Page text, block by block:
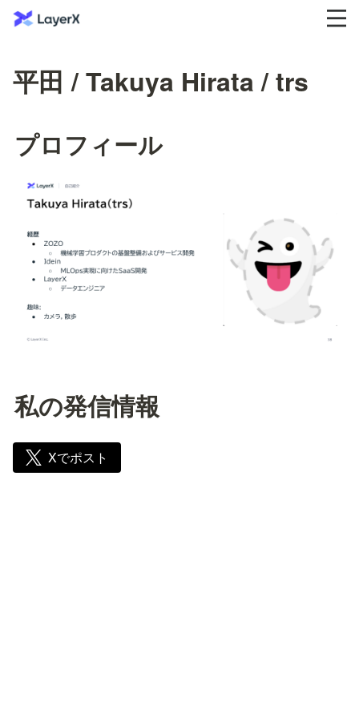
平田 / Takuya Hirata / trs
プロフィール
私の発信情報
Xでポスト